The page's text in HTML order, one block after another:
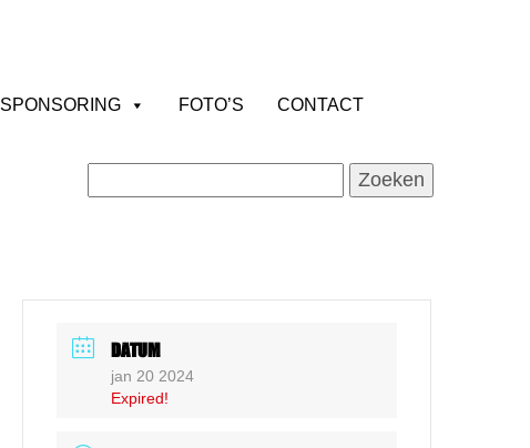
SPONSORING FOTO’S CONTACT
naar:
DATUM
jan 20 2024
Expired!